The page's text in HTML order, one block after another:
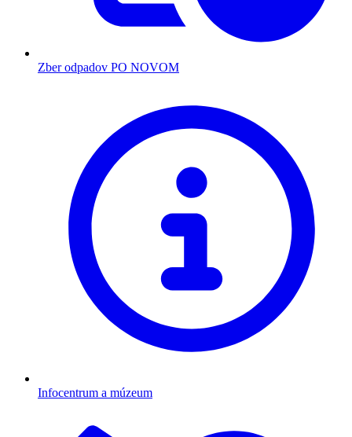
Zber odpadov PO NOVOM
Infocentrum a múzeum